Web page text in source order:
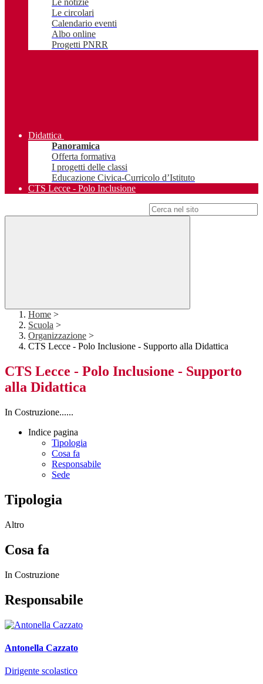
Le notizie
Le circolari
Calendario eventi
Albo online
Progetti PNRR
Didattica
Panoramica
Offerta formativa
I progetti delle classi
Educazione Civica-Curricolo d’Istituto
CTS Lecce - Polo Inclusione
Home >
Scuola >
Organizzazione >
CTS Lecce - Polo Inclusione - Supporto alla Didattica
CTS Lecce - Polo Inclusione - Supporto
alla Didattica
In Costruzione......
Indice pagina
Tipologia
Cosa fa
Responsabile
Sede
Tipologia
Altro
Cosa fa
In Costruzione
Responsabile
Antonella Cazzato
Dirigente scolastico